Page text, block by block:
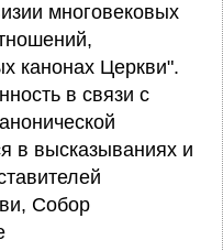
многовековых
канонах Церкви".
в связи с
в высказываниях и
Собор